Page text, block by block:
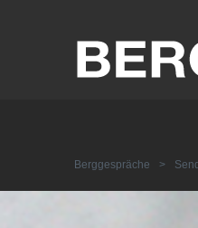
Berggespräche >